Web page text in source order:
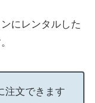
にレンタルした
注文できます